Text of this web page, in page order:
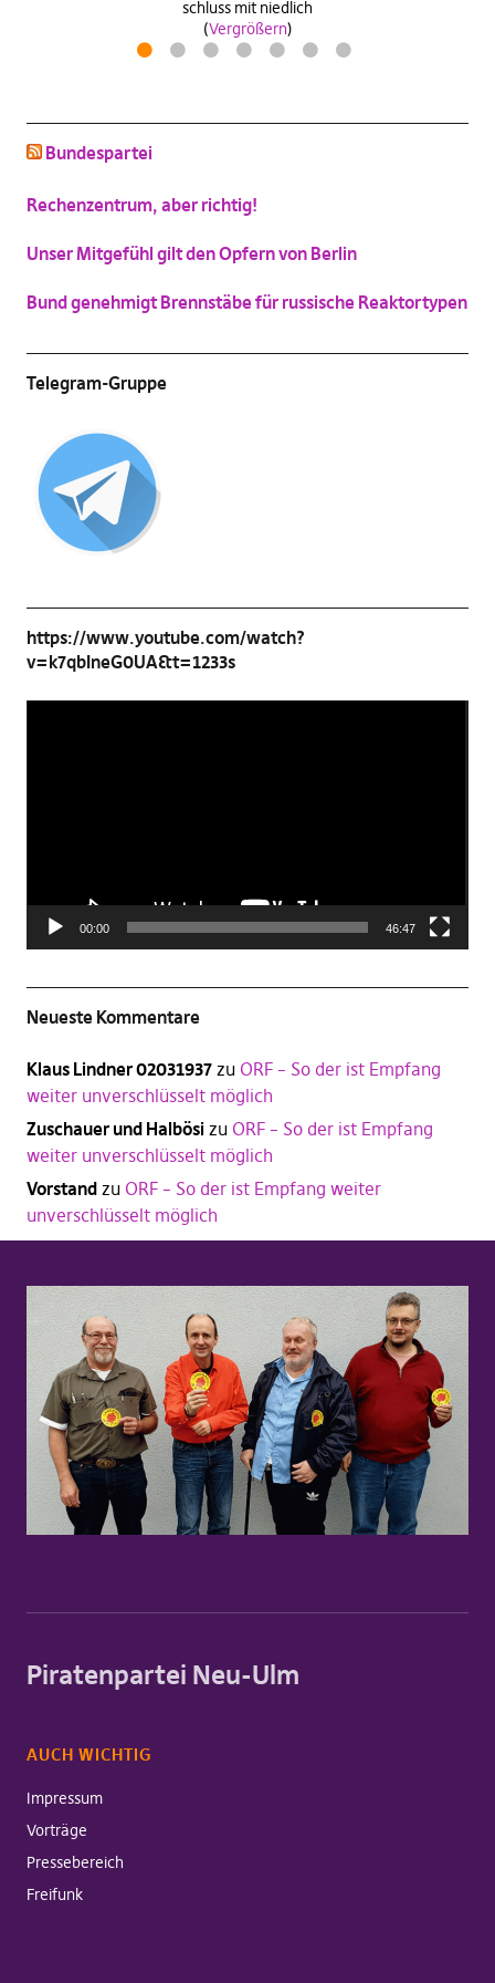
schluss mit niedlich
(Vergrößern)
Katzenbild-Piratenpartei
1 2 3 4 5 6 7
Bundespartei
Rechenzentrum, aber richtig!
Unser Mitgefühl gilt den Opfern von Berlin
Bund genehmigt Brennstäbe für russische Reaktortypen
Telegram-Gruppe
https://www.youtube.com/watch?
v=k7qbIneG0UA&t=1233s
00:00 46:47
Neueste Kommentare
Klaus Lindner 02031937zu ORF – So der ist Empfang
weiter unverschlüsselt möglich
Zuschauer und Halbösi zu ORF – So der ist Empfang
weiter unverschlüsselt möglich
Vorstandzu ORF – So der ist Empfang weiter
unverschlüsselt möglich
Piratenpartei Neu-Ulm
AUCH WICHTIG
Impressum
Vorträge
Pressebereich
Freifunk